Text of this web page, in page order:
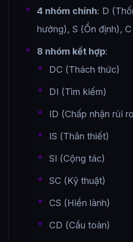
4 nhóm chính: D
hưởng), S (Ổn định),
8 nhóm kết hợp:
DC (Thách thức)
DI (Tìm kiếm)
ID (Chấp nhận rủi
IS (Thân thiết)
SI (Cộng tác)
SC (Kỹ thuật)
CS (Hiền lành)
CD (Cầu toàn)